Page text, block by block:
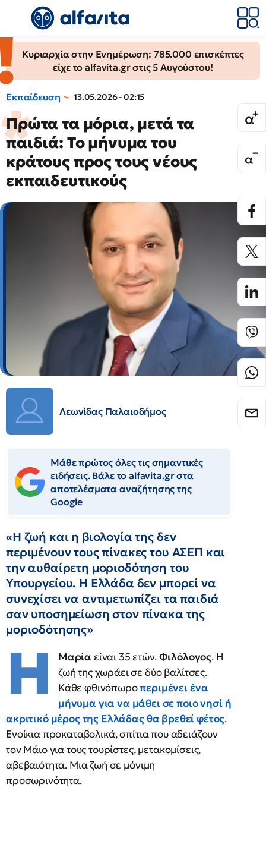
Κυριαρχία στην Ενημέρωση: 785.000 επισκέπτες
είχε το alfavita.gr στις 5 Αυγούστου!
Εκπαίδευση 13.05.2026 - 02:15
Πρώτα τα μόρια, μετά τα
παιδιά: Το μήνυμα του
κράτους προς τους νέους
εκπαιδευτικούς
Λεωνίδας Παλαιοδήμος
Μάθε πρώτος όλες τις σημαντικές
ειδήσεις. Βάλε το alfavita.gr στα
αποτελέσματα αναζήτησης της
Google
«Η ζωή και η βιολογία της δεν
περιμένουν τους πίνακες του ΑΣΕΠ και
την αυθαίρετη μοριοδότηση του
Υπουργείου. Η Ελλάδα δεν μπορεί να
συνεχίσει να αντιμετωπίζει τα παιδιά
σαν υποσημείωση στον πίνακα της
μοριοδότησης»
Η Μαρία είναι 35 ετών.Φιλόλογος. Η
ζωή της χωράει σε δύο βαλίτσες.
Κάθε φθινόπωροπεριμένει ένα
μήνυμα για να μάθει σε ποιο νησί ή
ακριτικό μέρος της Ελλάδας θα βρεθεί φέτος.
Ενοίκια προκαταβολικά, σπίτια που αδειάζουν
τον Μάιο για τους τουρίστες, μετακομίσεις,
αβεβαιότητα. Μια ζωή σε μόνιμη
προσωρινότητα.